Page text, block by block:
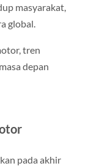
masyarakat,
global.
tren
depan
pada akhir